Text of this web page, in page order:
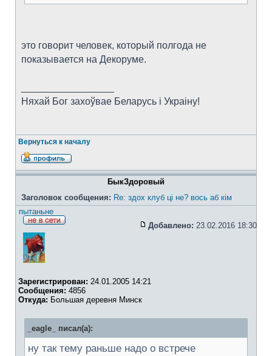
это говорит человек, который полгода не
показывается на Декоруме.
Няхай Бог захоўвае Беларусь i Украiну!
Вернуться к началу
БыкЗдоровый
Заголовок сообщения: Re: здох клуб ці не? вось аб кім
пытаньне
Добавлено: 23.02.2016 18:30
Зарегистрирован: 24.01.2005 14:21
Сообщения: 4856
Откуда: Большая деревня Минск
_eagle_ писал(а):
ну так тему раньше надо о встрече